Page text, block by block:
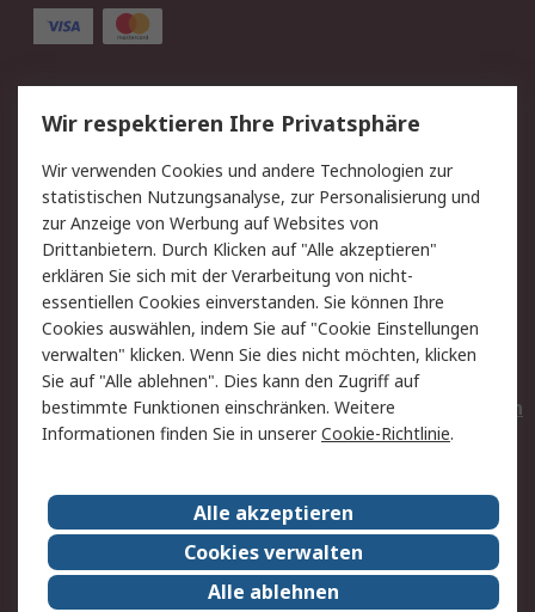
Service
Value Added Services
Lieferlösungen
Rücksendungen
Kontakt
Hilfe
Privatkunden
Rechtliches
AGB
Datenschutz
Cookie-Richtlinie
Zahlungsbedingungen
Copyright/Impressum
Entsorgung
Elektrogeräte/Batterien
RS weltweit
Karriere bei RS
Nachhaltigkeit
Qualität/Umwelt/ZertifikatePresse-Center
Wir respektieren Ihre Privatsphäre
Wir verwenden Cookies und andere Technologien zur
statistischen Nutzungsanalyse, zur Personalisierung und
zur Anzeige von Werbung auf Websites von
Drittanbietern. Durch Klicken auf "Alle akzeptieren"
erklären Sie sich mit der Verarbeitung von nicht-
essentiellen Cookies einverstanden. Sie können Ihre
Cookies auswählen, indem Sie auf "Cookie Einstellungen
verwalten" klicken. Wenn Sie dies nicht möchten, klicken
Sie auf "Alle ablehnen". Dies kann den Zugriff auf
bestimmte Funktionen einschränken. Weitere
Informationen finden Sie in unsererCookie-Richtlinie.
Alle akzeptieren
Cookies verwalten
Alle ablehnen